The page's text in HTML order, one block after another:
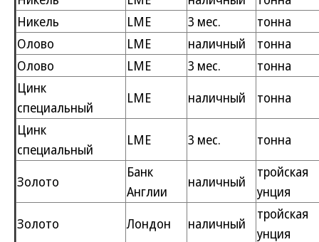
Никель
LME 3 мес.
тонна
Олово
LME наличный
тонна
Олово
LME 3 мес.
тонна
Цинк
специальный
LME наличный
тонна
Цинк
специальный
LME 3 мес. тонна
Золото
Банк
Англии
наличный
тройская
унция
Золото
Лондон наличный
тройская
унция